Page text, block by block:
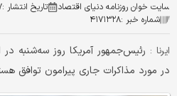
سایت خوان روزنامه دنیای اقتصاد تاریخ انتشار :
شماره خبر :۴۱۷۱۳۲۸
ایرنا : رئیس‌جمهور آمریکا روز سه‌شنبه
در مورد مذاکرات جاری پیرامون توافق